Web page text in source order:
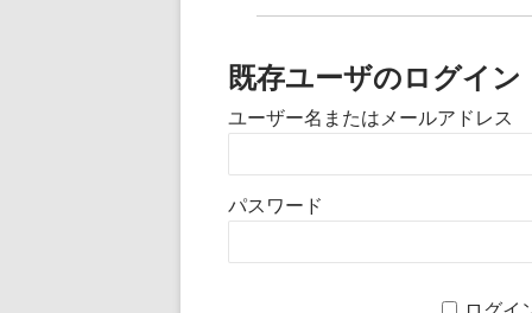
既存ユーザのログイン
ユーザー名またはメールアドレス
パスワード